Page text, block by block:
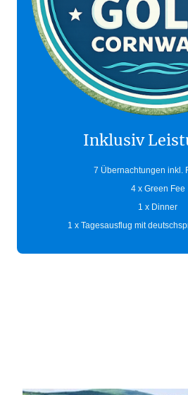
Inklusiv
7 Übernachtungen inkl.
4 x Green Fee
1 x Dinner
1 x Tagesausflug mit